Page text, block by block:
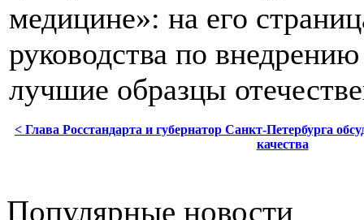
медицине»: на его
руководства по
лучшие образцы
< Глава Росстандарта и губернатор Санкт-Петербурга
качества
Популярные новости